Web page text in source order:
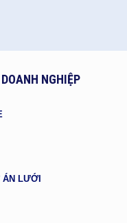
NGHIỆP
ÁN LƯỚI